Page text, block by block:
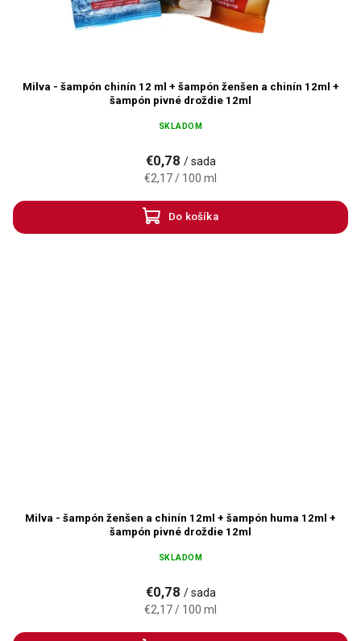
Milva - šampón chinín 12 ml + šampón ženšen a chinín 12ml +
šampón pivné droždie 12ml
SKLADOM
€0,78 / sada
€2,17 / 100 ml
Do košíka
Milva - šampón ženšen a chinín 12ml + šampón huma 12ml +
šampón pivné droždie 12ml
SKLADOM
€0,78 / sada
€2,17 / 100 ml